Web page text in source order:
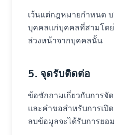
เว้นแต่กฎหมายกำหนด
บุคคลแก่บุคคลที่สามโด
ล่วงหน้าจากบุคคลนั้น
5. จุดรับติดต่อ
ข้อซักถามเกี่ยวกับการ
และคำขอสำหรับการเปิ
ลบข้อมูลจะได้รับการยอ